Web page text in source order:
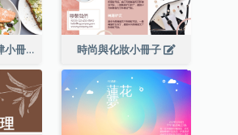
健康飲食推廣食肆小冊子 時尚與化妝小冊子